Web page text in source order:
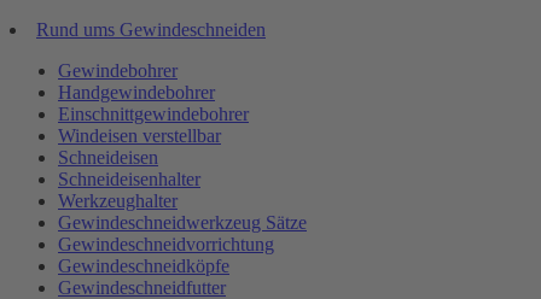
Rund ums Gewindeschneiden
Gewindebohrer
Handgewindebohrer
Einschnittgewindebohrer
Windeisen verstellbar
Schneideisen
Schneideisenhalter
Werkzeughalter
Gewindeschneidwerkzeug Sätze
Gewindeschneidvorrichtung
Gewindeschneidköpfe
Gewindeschneidfutter